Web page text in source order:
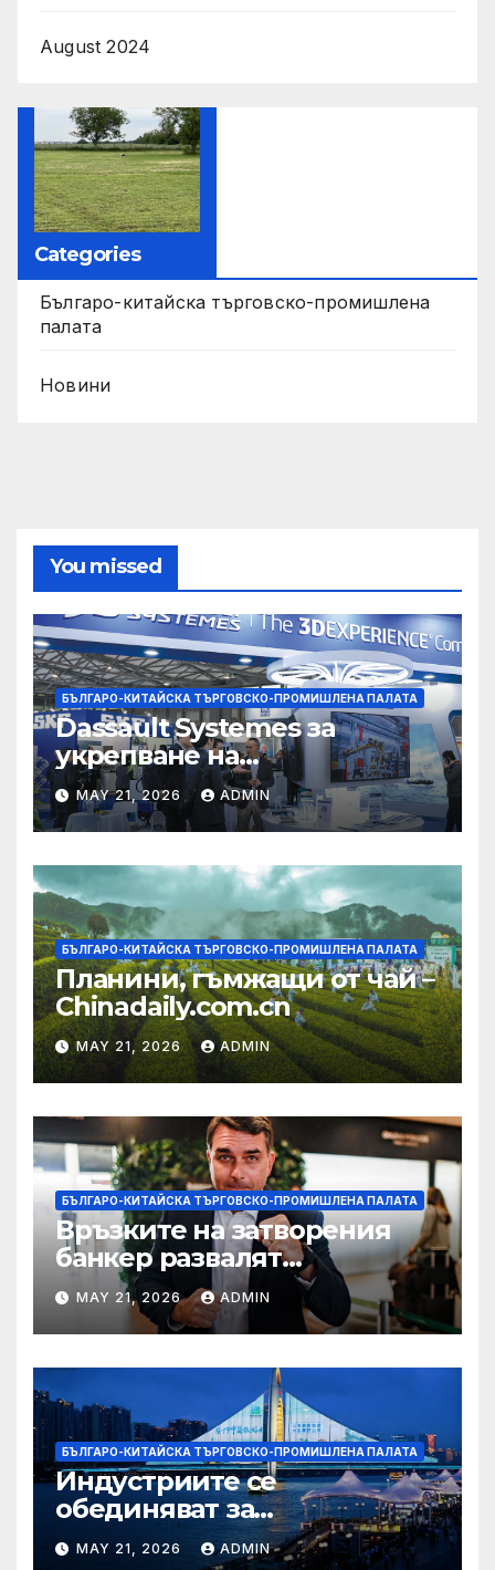
August 2024
Categories
Българо-китайска търговско-промишлена
палата
Новини
You missed
БЪЛГАРО-КИТАЙСКА ТЪРГОВСКО-ПРОМИШЛЕНА ПАЛАТА
Dassault Systemes за
укрепване на
изграждането на AI
екосистема в Китай
MAY 21, 2026 ADMIN
БЪЛГАРО-КИТАЙСКА ТЪРГОВСКО-ПРОМИШЛЕНА ПАЛАТА
Планини, гъмжащи от чай –
Chinadaily.com.cn
MAY 21, 2026 ADMIN
БЪЛГАРО-КИТАЙСКА ТЪРГОВСКО-ПРОМИШЛЕНА ПАЛАТА
Връзките на затворения
банкер развалят
надеждите на Флавио
Болсонаро за президент на
Бразилия
MAY 21, 2026 ADMIN
БЪЛГАРО-КИТАЙСКА ТЪРГОВСКО-ПРОМИШЛЕНА ПАЛАТА
Индустриите се
обединяват за
висококачествен растеж на
MAY 21, 2026 ADMIN